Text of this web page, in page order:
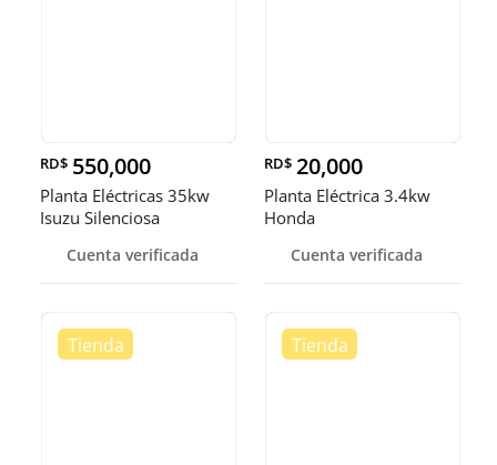
RD$ 550,000
Planta Eléctricas 35kw
Isuzu Silenciosa
Cuenta verificada
RD$ 20,000
Planta Eléctrica 3.4kw
Honda
Cuenta verificada